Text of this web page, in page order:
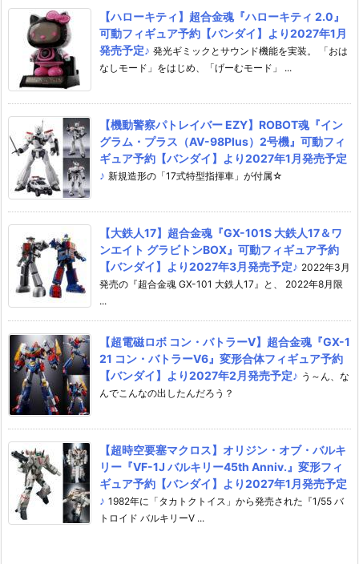
【ハローキティ】超合金魂『ハローキティ 2.0』
可動フィギュア予約【バンダイ】より2027年1月
発売予定♪ 発光ギミックとサウンド機能を実装。 「おは
なしモード」をはじめ、「げーむモード」 ...
【機動警察パトレイバー EZY】ROBOT魂『イン
グラム・プラス（AV-98Plus）2号機』可動フィ
ギュア予約【バンダイ】より2027年1月発売予定
♪ 新規造形の「17式特型指揮車」が付属☆
【大鉄人17】超合金魂『GX-101S 大鉄人17＆ワ
ンエイト グラビトンBOX』可動フィギュア予約
【バンダイ】より2027年3月発売予定♪ 2022年3月
発売の『超合金魂 GX-101 大鉄人17』と、 2022年8月限
...
【超電磁ロボ コン・バトラーV】超合金魂『GX-1
21 コン・バトラーV6』変形合体フィギュア予約
【バンダイ】より2027年2月発売予定♪ う～ん、な
んでこんなの出したんだろう？
【超時空要塞マクロス】オリジン・オブ・バルキ
リー『VF-1J バルキリー45th Anniv.』変形フィ
ギュア予約【バンダイ】より2027年1月発売予定
♪ 1982年に「タカトクトイス」から発売された『1/55 バ
トロイド バルキリーV ...